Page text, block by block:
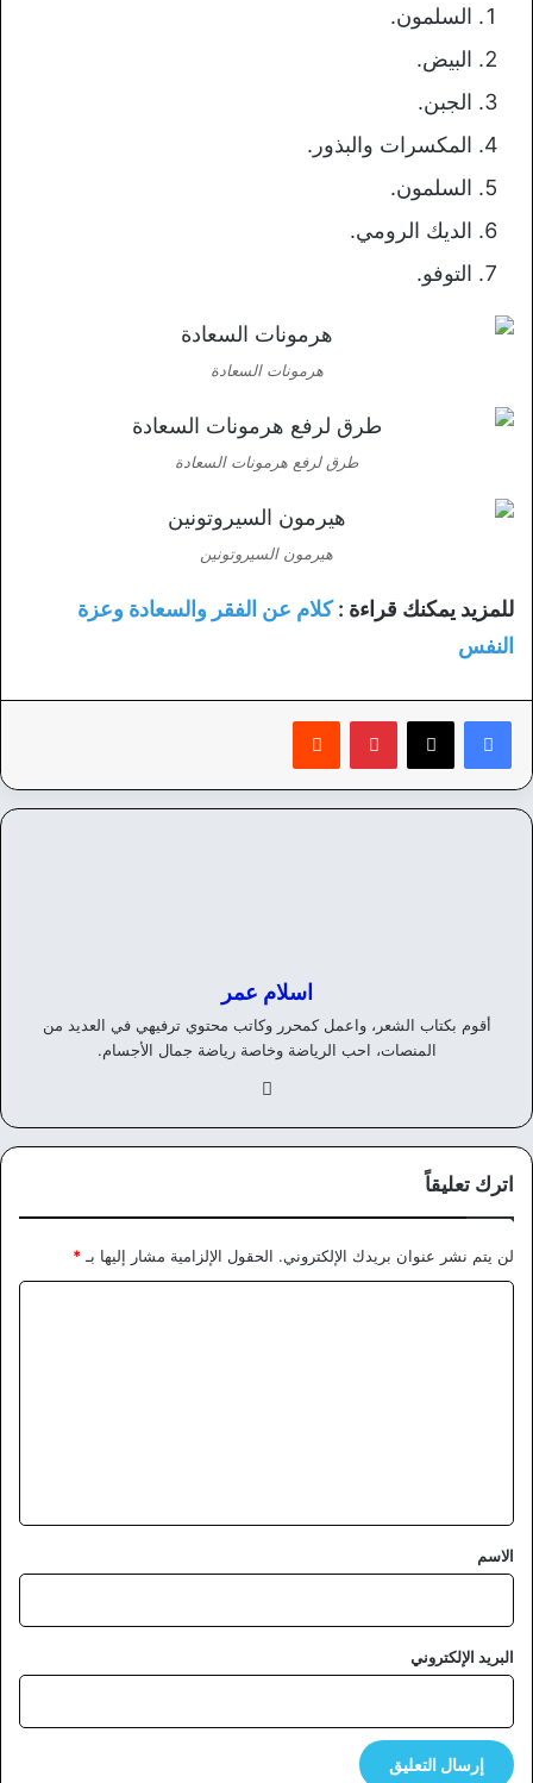
السلمون.
البيض.
الجبن.
المكسرات والبذور.
السلمون.
الديك الرومي.
التوفو.
هرمونات السعادة
طرق لرفع هرمونات السعادة
هيرمون السيروتونين
للمزيد يمكنك قراءة :كلام عن الفقر والسعادة وعزة
النفس
بينتيريست
اسلام عمر
أقوم بكتاب الشعر، واعمل كمحرر وكاتب محتوي ترفيهي في العديد من
المنصات، احب الرياضة وخاصة رياضة جمال الأجسام.
وك
اترك تعليقاً
لن يتم نشر عنوان بريدك الإلكتروني. الحقول الإلزامية مشار إليها بـ *
*
الاسم
البريد الإلكتروني